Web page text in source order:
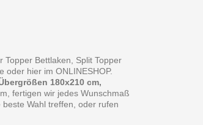
Bettlaken, Split Topper
oder hier im ONLINESHOP.
180x210 cm,
fertigen wir jedes Wunschmaß
Wahl treffen, oder rufen